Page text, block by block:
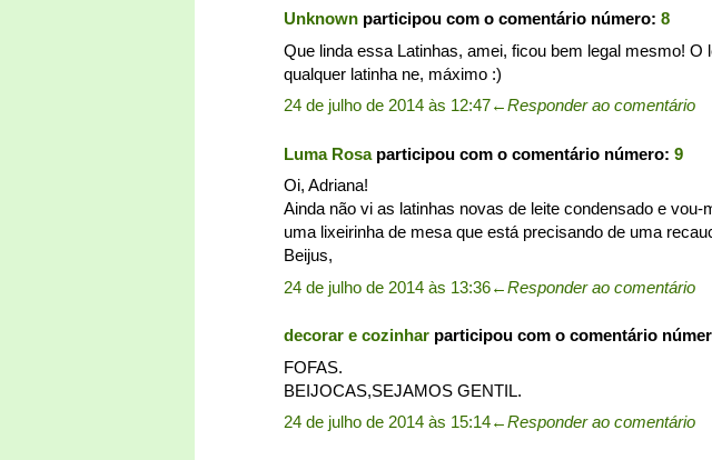
Unknown participou com o comentário número: 8
Que linda essa Latinhas, amei, ficou bem legal mesmo! O
qualquer latinha ne, máximo :)
24 de julho de 2014 às 12:47←Responder ao comentário
Luma Rosaparticipou com o comentário número: 9
Oi, Adriana!
Ainda não vi as latinhas novas de leite condensado e vou-
uma lixeirinha de mesa que está precisando de uma
Beijus,
24 de julho de 2014 às 13:36←Responder ao comentário
decorar e cozinhar participou com o comentário
FOFAS.
BEIJOCAS,SEJAMOS GENTIL.
24 de julho de 2014 às 15:14←Responder ao comentário